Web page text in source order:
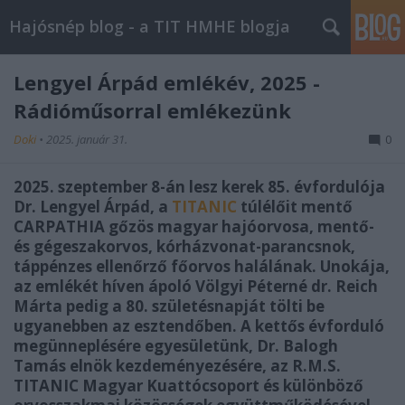
Hajósnép blog - a TIT HMHE blogja
Lengyel Árpád emlékév, 2025 -
Rádióműsorral emlékezünk
Doki • 2025. január 31. 0
2025. szeptember 8-án lesz kerek 85. évfordulója
Dr. Lengyel Árpád, a TITANIC túlélőit mentő
CARPATHIA gőzös magyar hajóorvosa, mentő-
és gégeszakorvos, kórházvonat-parancsnok,
táppénzes ellenőrző főorvos halálának. Unokája,
az emlékét híven ápoló Völgyi Péterné dr. Reich
Márta pedig a 80. születésnapját tölti be
ugyanebben az esztendőben. A kettős évforduló
megünneplésére egyesületünk, Dr. Balogh
Tamás elnök kezdeményezésére, az R.M.S.
TITANIC Magyar Kuattócsoport és különböző